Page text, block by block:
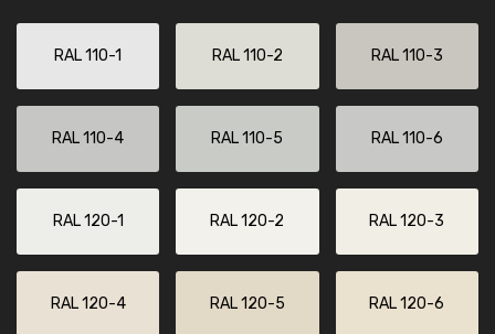
RAL 110-1 RAL 110-2 RAL 110-3
RAL 110-4 RAL 110-5 RAL 110-6
RAL 120-1 RAL 120-2 RAL 120-3
RAL 120-4 RAL 120-5 RAL 120-6